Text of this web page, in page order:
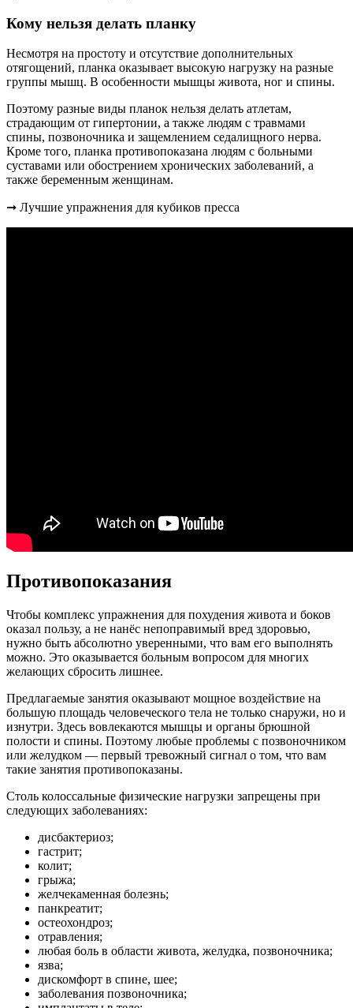
Кому нельзя делать планку
Несмотря на простоту и отсутствие дополнительных
отягощений, планка оказывает высокую нагрузку на разные
группы мышц. В особенности мышцы живота, ног и спины.
Поэтому разные виды планок нельзя делать атлетам,
страдающим от гипертонии, а также людям с травмами
спины, позвоночника и защемлением седалищного нерва.
Кроме того, планка противопоказана людям с больными
суставами или обострением хронических заболеваний, а
также беременным женщинам.
➞ Лучшие упражнения для кубиков пресса
Противопоказания
Чтобы комплекс упражнения для похудения живота и боков
оказал пользу, а не нанёс непоправимый вред здоровью,
нужно быть абсолютно уверенными, что вам его выполнять
можно. Это оказывается больным вопросом для многих
желающих сбросить лишнее.
Предлагаемые занятия оказывают мощное воздействие на
большую площадь человеческого тела не только снаружи, но и
изнутри. Здесь вовлекаются мышцы и органы брюшной
полости и спины. Поэтому любые проблемы с позвоночником
или желудком — первый тревожный сигнал о том, что вам
такие занятия противопоказаны.
Столь колоссальные физические нагрузки запрещены при
следующих заболеваниях:
дисбактериоз;
гастрит;
колит;
грыжа;
желчекаменная болезнь;
панкреатит;
остеохондроз;
отравления;
любая боль в области живота, желудка, позвоночника;
язва;
дискомфорт в спине, шее;
заболевания позвоночника;